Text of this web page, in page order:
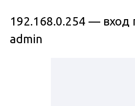
192.168.0.254 — вход
admin